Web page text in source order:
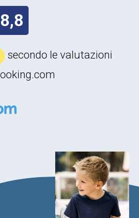
8,8
secondo le valutazioni